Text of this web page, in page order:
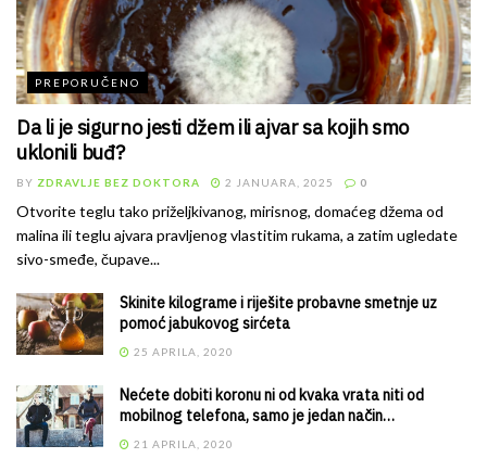
PREPORUČENO
Da li je sigurno jesti džem ili ajvar sa kojih smo
uklonili buđ?
BY ZDRAVLJE BEZ DOKTORA 2 JANUARA, 2025 0
Otvorite teglu tako priželjkivanog, mirisnog, domaćeg džema od
malina ili teglu ajvara pravljenog vlastitim rukama, a zatim ugledate
sivo-smeđe, čupave...
Skinite kilograme i riješite probavne smetnje uz
pomoć jabukovog sirćeta
25 APRILA, 2020
Nećete dobiti koronu ni od kvaka vrata niti od
mobilnog telefona, samo je jedan način…
21 APRILA, 2020